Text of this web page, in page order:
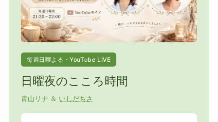
毎週日曜よる・YouTube LIVE
日曜夜のこころ時間
青山リナ ＆ いしだちさ